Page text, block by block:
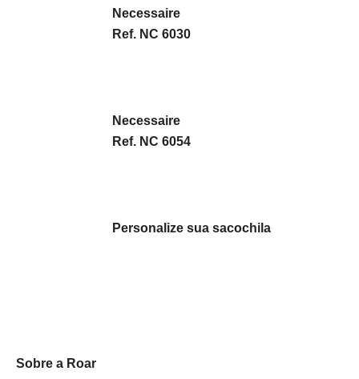
Necessaire
Ref. NC 6030
Necessaire
Ref. NC 6054
Personalize sua sacochila
Sobre a Roar